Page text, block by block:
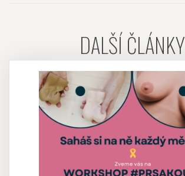
DALŠÍ ČLÁNKY